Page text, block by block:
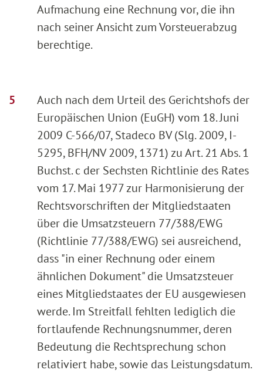
Aufmachung eine Rechnung vor, die ihn
nach seiner Ansicht zum Vorsteuerabzug
berechtige.
Auch nach dem Urteil des Gerichtshofs der
Europäischen Union (EuGH) vom 18. Juni
2009 C-566/07, Stadeco BV (Slg. 2009, I-
5295, BFH/NV 2009, 1371) zu Art. 21 Abs. 1
Buchst. c der Sechsten Richtlinie des Rates
vom 17. Mai 1977 zur Harmonisierung der
Rechtsvorschriften der Mitgliedstaaten
über die Umsatzsteuern 77/388/EWG
(Richtlinie 77/388/EWG) sei ausreichend,
dass "in einer Rechnung oder einem
ähnlichen Dokument" die Umsatzsteuer
eines Mitgliedstaates der EU ausgewiesen
werde. Im Streitfall fehlten lediglich die
fortlaufende Rechnungsnummer, deren
Bedeutung die Rechtsprechung schon
relativiert habe, sowie das Leistungsdatum.